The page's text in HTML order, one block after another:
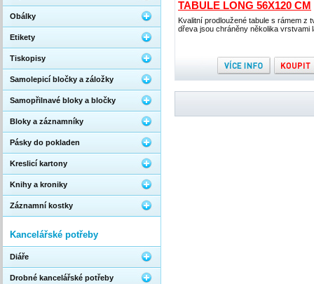
TABULE LONG 56X120 CM
Kvalitní prodloužené tabule s rámem z
dřeva jsou chráněny několika vrstvami
Obálky
Etikety
Tiskopisy
Samolepicí bločky a záložky
Samopřilnavé bloky a bločky
Bloky a záznamníky
Pásky do pokladen
Kreslicí kartony
Knihy a kroniky
Záznamní kostky
Kancelářské potřeby
Diáře
Drobné kancelářské potřeby